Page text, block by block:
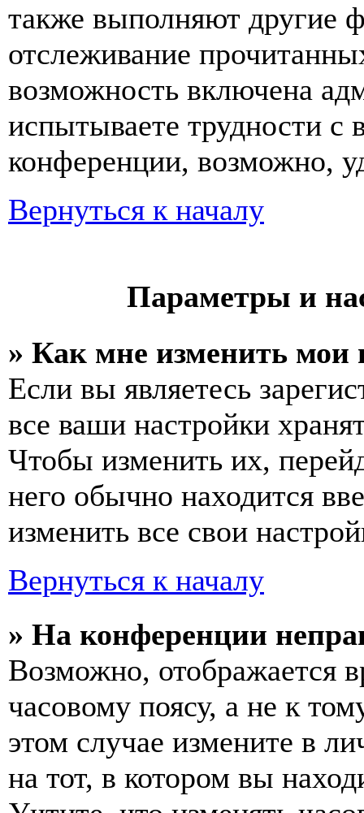
также выполняют другие
отслеживание
возможность включена
испытываете трудности с
конференции, возможно,
Вернуться к началу
Параметры и
» Как мне изменить мои
Если вы являетесь
все ваши настройки
Чтобы изменить их,
него обычно находится
изменить все свои
Вернуться к началу
» На конференции
Возможно, отображается
часовому поясу, а не к
этом случае измените в
на тот, в котором вы